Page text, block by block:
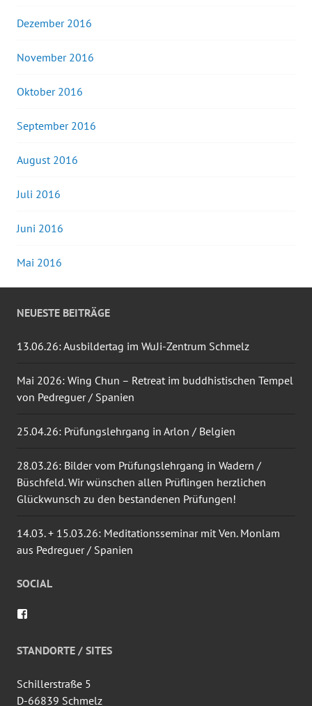
Dezember 2016
November 2016
Oktober 2016
September 2016
August 2016
Juli 2016
Juni 2016
Mai 2016
NEUESTE BEITRÄGE
13.06.26: Ausbildertag im WuJi-Zentrum Schmelz
Mai 2026: Wing Chun – Retreat im buddhistischen Tempel
von Pedreguer / Spanien
25.04.26: Prüfungslehrgang in Arlon / Belgien
28.03.26: Bilder vom Prüfungslehrgang in Wadern /
Büschfeld. Wir wünschen allen Prüflingen herzlichen
Glückwunsch zu den bestandenen Prüfungen!
14.03. + 15.03.26: Meditationsseminar mit Ven. Monlam
aus Pedreguer / Spanien
SOCIAL
auf
Facebook
STANDORTE / SITES
Schillerstraße 5
D-66839 Schmelz